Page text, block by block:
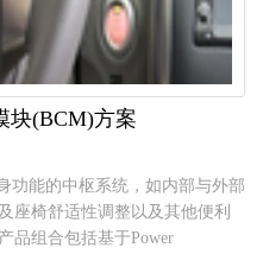
块(BCM)方案
功能的中枢系统，如内部与外部
座椅舒适性调整以及其他便利
品组合包括基于Power